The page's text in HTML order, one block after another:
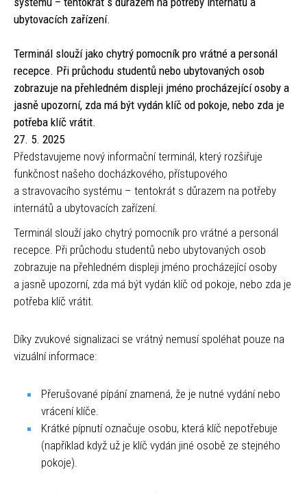
ubytovacích zařízení.
Terminál slouží jako chytrý pomocník pro vrátné a personál
recepce. Při průchodu studentů nebo ubytovaných osob
zobrazuje na přehledném displeji jméno procházející osoby a
jasně upozorní, zda má být vydán klíč od pokoje, nebo zda je
potřeba klíč vrátit.
27. 5. 2025
Představujeme nový informační terminál, který rozšiřuje
funkčnost našeho docházkového, přístupového
a stravovacího systému – tentokrát s důrazem na potřeby
internátů a ubytovacích zařízení.
Terminál slouží jako chytrý pomocník pro vrátné a personál
recepce. Při průchodu studentů nebo ubytovaných osob
zobrazuje na přehledném displeji jméno procházející osoby
a jasně upozorní, zda má být vydán klíč od pokoje, nebo zda je
potřeba klíč vrátit.
Díky zvukové signalizaci se vrátný nemusí spoléhat pouze na
vizuální informace:
Přerušované pípání znamená, že je nutné vydání nebo
vrácení klíče.
Krátké pípnutí označuje osobu, která klíč nepotřebuje
(například když už je klíč vydán jiné osobě ze stejného
pokoje).